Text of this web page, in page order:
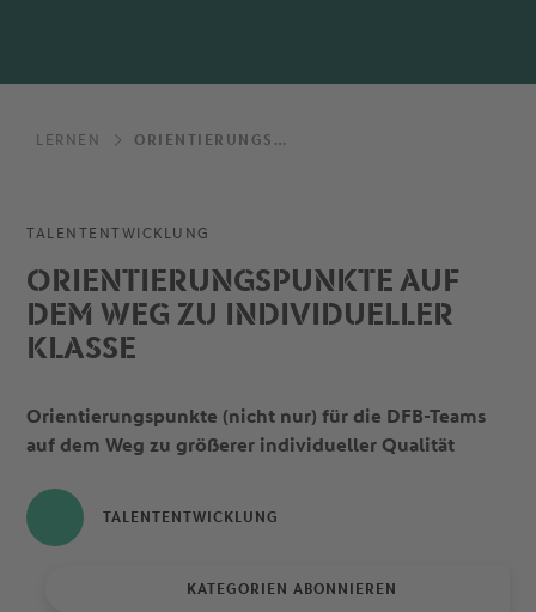
LERNEN ORIENTIERUNGSPUNKTE AUF DEM WEG ZU INDIVIDUELLER KLASSE
TALENTENTWICKLUNG
ORIENTIERUNGSPUNKTE AUF
DEM WEG ZU INDIVIDUELLER
KLASSE
Orientierungspunkte (nicht nur) für die DFB-Teams
auf dem Weg zu größerer individueller Qualität
TALENTENTWICKLUNG
KATEGORIEN ABONNIEREN